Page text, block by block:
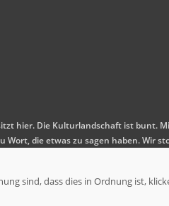
hier. Die Kulturlandschaft ist bunt.
die etwas zu sagen haben. Wir
sind, dass dies in Ordnung ist,